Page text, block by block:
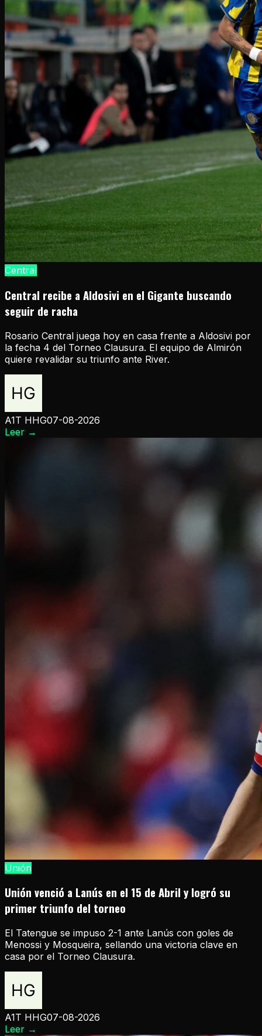
Central
Central recibe a Aldosivi en el Gigante buscando
seguir de racha
Rosario Central juega hoy en casa frente a Aldosivi por
la fecha 4 del Torneo Clausura. El equipo de Almirón
quiere revalidar su triunfo ante River.
A1T HHG07-08-2026
Leer →
Unión
Unión venció a Lanús en el 15 de Abril y logró su
primer triunfo del torneo
El Tatengue se impuso 2-1 ante Lanús con goles de
Menossi y Mosqueira, sellando una victoria clave en
casa por el Torneo Clausura.
A1T HHG07-08-2026
Leer →